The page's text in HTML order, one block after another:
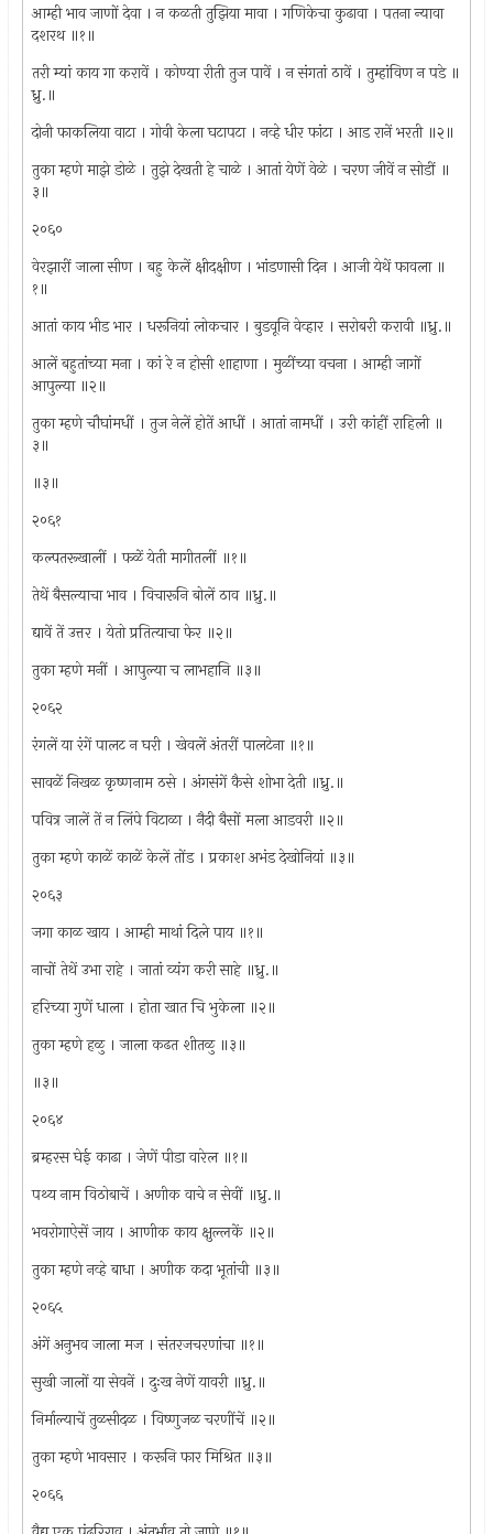
आम्ही भाव जाणों देवा । न कळती तुझिया मावा । गणिकेचा कुढावा । पतना न्यावा
दशरथ ॥१॥
तरी म्यां काय गा करावें । कोण्या रीती तुज पावें । न संगतां ठावें । तुम्हांविण न पडे ॥
ध्रु.॥
दोनी फाकलिया वाटा । गोवी केला घटापटा । नव्हे धीर फांटा । आड रानें भरती ॥२॥
तुका म्हणे माझे डोळे । तुझे देखती हे चाळे । आतां येणें वेळे । चरण जीवें न सोडीं ॥
३॥
२०६०
वेरझारीं जाला सीण । बहु केलें क्षीदक्षीण । भांडणासी दिन । आजी येथें फावला ॥
१॥
आतां काय भीड भार । धरूनियां लोकचार । बुडवूनि वेव्हार । सरोबरी करावी ॥ध्रु.॥
आलें बहुतांच्या मना । कां रे न होसी शाहाणा । मुळींच्या वचना । आम्ही जागों
आपुल्या ॥२॥
तुका म्हणे चौघांमधीं । तुज नेलें होतें आधीं । आतां नामधीं । उरी कांहीं राहिली ॥
३॥
॥३॥
२०६१
कल्पतरूखालीं । फळें येती मागीतलीं ॥१॥
तेथें बैसल्याचा भाव । विचारूनि बोलें ठाव ॥ध्रु.॥
द्यावें तें उत्तर । येतो प्रतित्याचा फेर ॥२॥
तुका म्हणे मनीं । आपुल्या च लाभहानि ॥३॥
२०६२
रंगलें या रंगें पालट न घरी । खेवलें अंतरीं पालटेना ॥१॥
सावळें निखळ कृष्णनाम ठसे । अंगसंगें कैसे शोभा देती ॥ध्रु.॥
पवित्र जालें तें न लिंपे विटाळा । नैदी बैसों मला आडवरी ॥२॥
तुका म्हणे काळें काळें केलें तोंड । प्रकाश अभंड देखोनियां ॥३॥
२०६३
जगा काळ खाय । आम्ही माथां दिले पाय ॥१॥
नाचों तेथें उभा राहे । जातां व्यंग करी साहे ॥ध्रु.॥
हरिच्या गुणें धाला । होता खात चि भुकेला ॥२॥
तुका म्हणे हळु । जाला कढत शीतळु ॥३॥
॥३॥
२०६४
ब्रम्हरस घेई काढा । जेणें पीडा वारेल ॥१॥
पथ्य नाम विठोबाचें । अणीक वाचे न सेवीं ॥ध्रु.॥
भवरोगाऐसें जाय । आणीक काय क्षुल्लकें ॥२॥
तुका म्हणे नव्हे बाधा । अणीक कदा भूतांची ॥३॥
२०६५
अंगें अनुभव जाला मज । संतरजचरणांचा ॥१॥
सुखी जालों या सेवनें । दुःख नेणें यावरी ॥ध्रु.॥
निर्माल्याचें तुळसीदळ । विष्णुजळ चरणींचें ॥२॥
तुका म्हणे भावसार । करूनि फार मिश्रित ॥३॥
२०६६